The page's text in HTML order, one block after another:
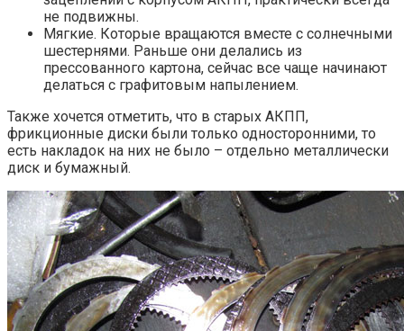
не подвижны.
Мягкие. Которые вращаются вместе с солнечными
шестернями. Раньше они делались из
прессованного картона, сейчас все чаще начинают
делаться с графитовым напылением.
Также хочется отметить, что в старых АКПП,
фрикционные диски были только односторонними, то
есть накладок на них не было – отдельно металлически
диск и бумажный.